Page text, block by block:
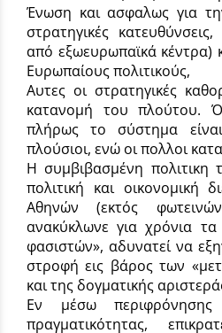
Ένωση και ασφαλως για
στρατηγικές
από εξωευρωπαϊκά κέντρα)
Ευρωπαίους πολιτικούς,
Αυτες οι στρατηγικές
κατανομή του πλούτου.
πλήρως το σύστημα
πλούσιοι, ενώ οι πολλοι
Η συμβιβασμένη πολιτικη
πολιτική και οικονομική
Αθηνών (εκτός
ανακύκλωνε για χρόνια τα
φασιστών», αδυνατεί να
στροφή εις βάρος των
και της δογματικής
Εν μέσω
πραγματικότητας,